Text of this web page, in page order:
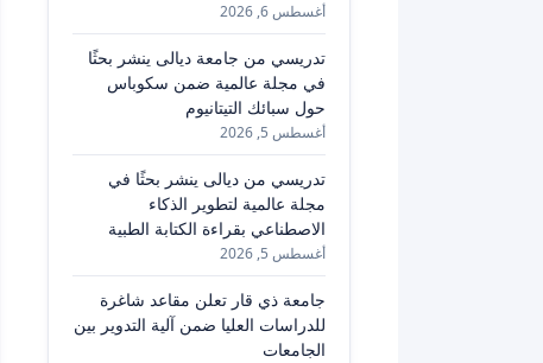
أغسطس 6, 2026
تدريسي من جامعة ديالى ينشر بحثًا
في مجلة عالمية ضمن سكوباس
حول سبائك التيتانيوم
أغسطس 5, 2026
تدريسي من ديالى ينشر بحثًا في
مجلة عالمية لتطوير الذكاء
الاصطناعي بقراءة الكتابة الطبية
أغسطس 5, 2026
جامعة ذي قار تعلن مقاعد شاغرة
للدراسات العليا ضمن آلية التدوير بين
الجامعات